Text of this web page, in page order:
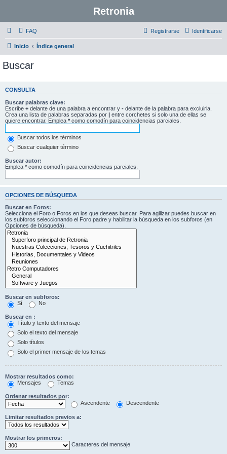
Retronia
FAQ Identificarse
Registrarse
Inicio Índice general
Buscar
CONSULTA
Buscar palabras clave:
Escribe + delante de una palabra a encontrar y - delante de la palabra para excluirla.
Crea una lista de palabras separadas por | entre corchetes si solo una de ellas se
quiere encontrar. Emplea * como comodín para coincidencias parciales.
Buscar todos los términos
Buscar cualquier término
Buscar autor:
Emplea * como comodín para coincidencias parciales.
OPCIONES DE BÚSQUEDA
Buscar en Foros:
Selecciona el Foro o Foros en los que deseas buscar. Para agilizar puedes buscar en
los subforos seleccionando el Foro padre y habilitar la búsqueda en los subforos (en
Opciones de búsqueda).
Buscar en subforos:
Sí
No
Buscar en :
Título y texto del mensaje
Solo el texto del mensaje
Solo títulos
Solo el primer mensaje de los temas
Mostrar resultados como:
Mensajes
Temas
Ordenar resultados por:
Ascendente
Descendente
Limitar resultados previos a:
Mostrar los primeros:
Caracteres del mensaje